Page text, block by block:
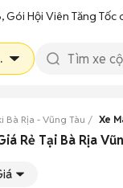
Gói Hội Viên Tăng
Bà Rịa - Vũng Tàu Xe
Rẻ Tại Bà Rịa